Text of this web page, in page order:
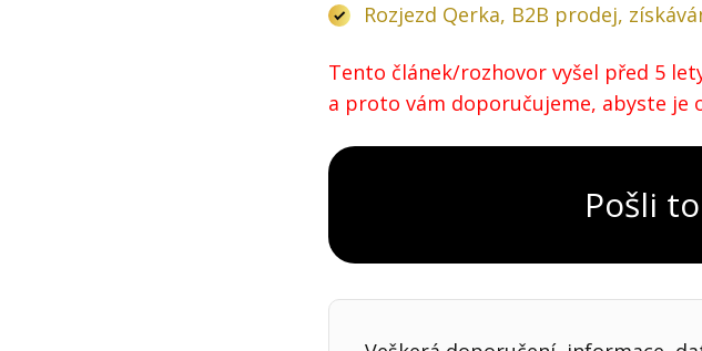
Rozjezd Qerka, B2B prodej,
Tento článek/rozhovor vyšel před 5
a proto vám doporučujeme, abyste je
Pošli